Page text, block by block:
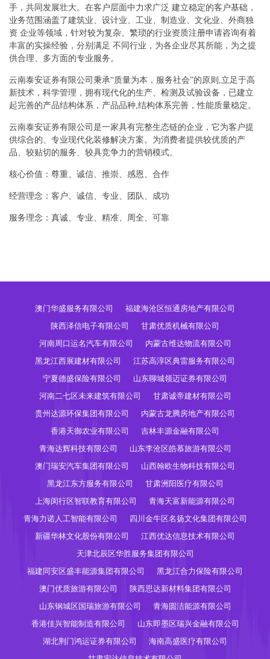
手，共同发展壮大。在客户层面中力求广泛 建立稳定的客户基础，
业务范围涵盖了建筑业、设计业、工业、制造业、文化业、外商独
资 企业等领域，针对较为复杂、繁琐的行业资质注册申请咨询有着
丰富的实操经验，分别满足 不同行业，为各企业尽其所能，为之提
供合理、多方面的专业服务。
云南泰安证券有限公司秉承“质量为本，服务社会”的原则,立足于高
新技术，科学管理，拥有现代化的生产、检测及试验设备，已建立
起完善的产品结构体系，产品品种,结构体系完善，性能质量稳定。
云南泰安证券有限公司是一家具有完整生态链的企业，它为客户提
供综合的、专业现代化装修解决方案。为消费者提供较优质的产
品、较贴切的服务、较具竞争力的营销模式。
核心价值：尊重、诚信、推崇、感恩、合作
经营理念：客户、诚信、专业、团队、成功
服务理念：真诚、专业、精准、周全、可靠
澳门华盛服务有限公司
福建海沧区恒通房地产有限公司
陕西泽信电子有限公司
甘肃优质机械有限公司
河南周口运名汽车有限公司
内蒙古维达物流有限公司
黑龙江西展建材有限公司
江苏高淳区典雷服务有限公司
宁夏德盛保险有限公司
山东聊城领迈证券有限公司
河南二七区未来建筑有限公司
甘肃诚帝建材有限公司
贵州达源环保集团有限公司
内蒙古龙腾房地产有限公司
香港天御农业有限公司
吉林丰源金融有限公司
青海达辉科技有限公司
山东李沧区皓慕旅游有限公司
澳门瑞安汽车集团有限公司
山西翰欧生物科技有限公司
黑龙江东方服务有限公司
甘肃洲阳医疗有限公司
上海闵行区智联教育有限公司
青海天富新能源有限公司
青海力诺人工智能有限公司
四川金牛区名扬文化集团有限公司
新疆华林文化股份有限公司
江西优达信息技术有限公司
天津北辰区华胜服务集团有限公司
福建同安区盛丰能源集团有限公司
黑龙江合力保险有限公司
澳门优质旅游有限公司
陕西思达新材料集团有限公司
山东钢城区国瑞旅游有限公司
青海圆洁能源有限公司
香港佳兴智能制造有限公司
山东即墨区瑞兴金融有限公司
湖北荆门鸿运证券有限公司
海南高盛医疗有限公司